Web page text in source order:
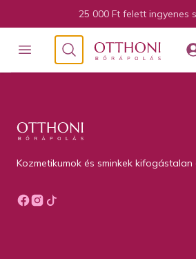
25 000 Ft felett ingyenes
Open menuKeresésOtthoni bőrápolás
Otthoni bőrápolás
Kozmetikumok és sminkek